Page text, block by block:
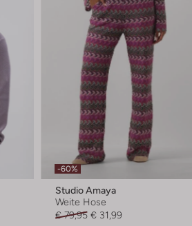
-60%
Studio Amaya
Weite Hose
€ 79,95 € 31,99